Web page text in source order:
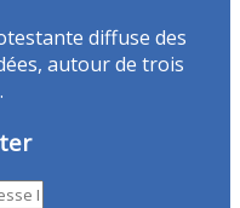
diffuse des
autour de trois